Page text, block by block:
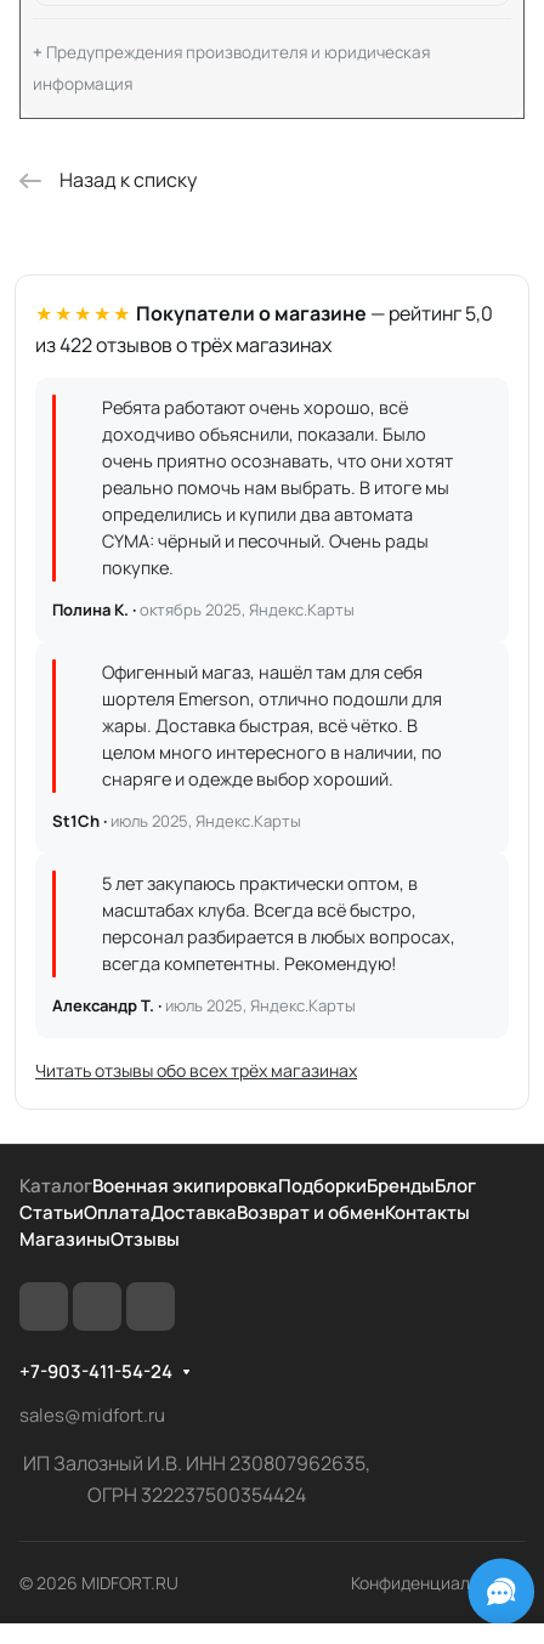
Предупреждения производителя и юридическая
информация
Назад к списку
★★★★★ Покупатели о магазине — рейтинг 5,0
из 422 отзывов о трёх магазинах
Ребята работают очень хорошо, всё
доходчиво объяснили, показали. Было
очень приятно осознавать, что они хотят
реально помочь нам выбрать. В итоге мы
определились и купили два автомата
CYMA: чёрный и песочный. Очень рады
покупке.
Полина К. ·октябрь 2025, Яндекс.Карты
Офигенный магаз, нашёл там для себя
шортеля Emerson, отлично подошли для
жары. Доставка быстрая, всё чётко. В
целом много интересного в наличии, по
снаряге и одежде выбор хороший.
St1Ch · июль 2025, Яндекс.Карты
5 лет закупаюсь практически оптом, в
масштабах клуба. Всегда всё быстро,
персонал разбирается в любых вопросах,
всегда компетентны. Рекомендую!
Александр Т. · июль 2025, Яндекс.Карты
Читать отзывы обо всех трёх магазинах
КаталогВоенная экипировкаПодборкиБрендыБлог
СтатьиОплатаДоставкаВозврат и обменКонтакты
МагазиныОтзывы
+7-903-411-54-24
sales@midfort.ru
ИП Залозный И.В. ИНН 230807962635,
ОГРН 322237500354424
© 2026 MIDFORT.RU Конфиденциальность